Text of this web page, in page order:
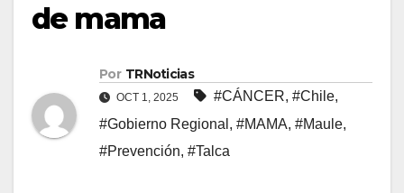
de mama
Por TRNoticias
OCT 1, 2025 #CÁNCER, #Chile,
#Gobierno Regional , #MAMA, #Maule,
#Prevención, #Talca